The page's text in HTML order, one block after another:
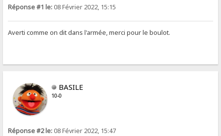
Réponse #1 le: 08 Février 2022, 15:15
Averti comme on dit dans l'armée, merci pour le boulot.
BASILE
10-0
Réponse #2 le: 08 Février 2022, 15:47